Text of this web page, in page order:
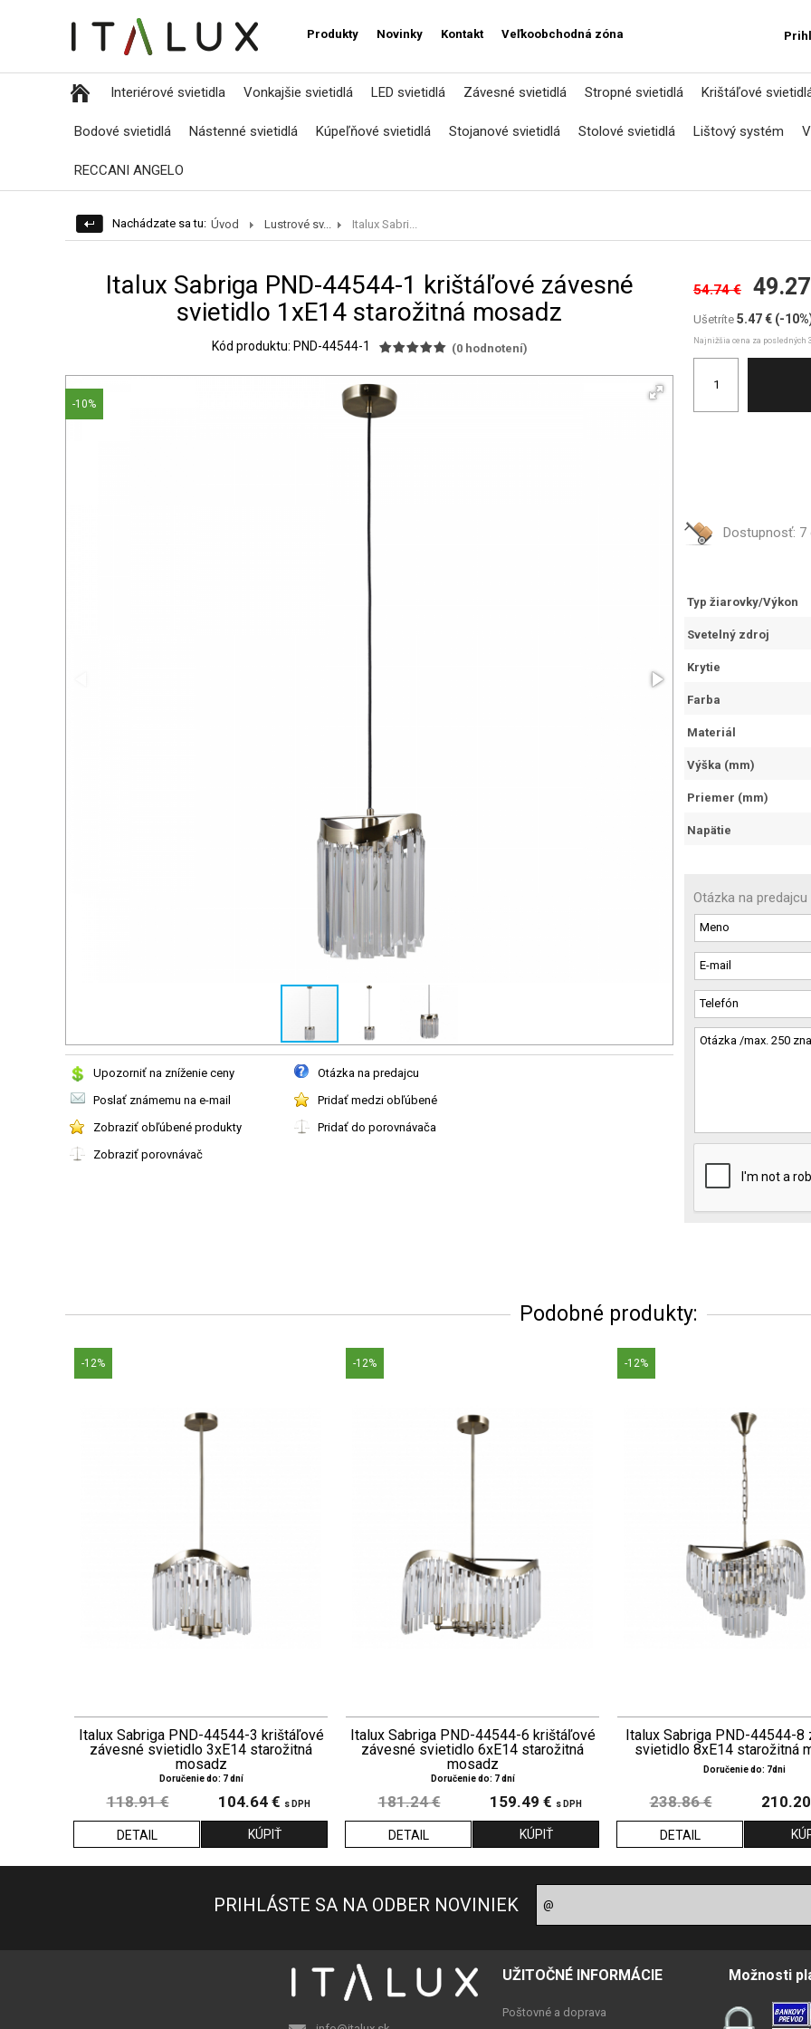
Produkty Novinky Kontakt Veľkoobchodná zóna
Interiérové svietidla Vonkajšie svietidlá LED svietidlá Závesné svietidlá Stropné svietidlá Krištáľové
Bodové svietidlá Nástenné svietidlá Kúpeľňové svietidlá Stojanové svietidlá Stolové svietidlá Lištový systém
RECCANI ANGELO
Nachádzate sa tu: Úvod Lustrové sv... Italux Sabri...
Italux Sabriga PND-44544-1 krištáľové závesné
svietidlo 1xE14 starožitná mosadz
Kód produktu: PND-44544-1 (0hodnotení)
-10%
Upozorniť na zníženie ceny
Otázka na predajcu
Poslať známemu na e-mail
Pridať medzi obľúbené
Zobraziť obľúbené produkty
Pridať do porovnávača
Zobraziť porovnávač
54.74 €
Ušetríte 5.47 € (-
Najnižšia cena za posledných
Dostupnosť: 7
Typ žiarovky/Výkon
Svetelný zdroj
Krytie
Farba
Materiál
Výška (mm)
Priemer (mm)
Napätie
Otázka na predajcu
Podobné produkty:
-12%
Italux Sabriga PND-44544-3 krištáľové
závesné svietidlo 3xE14 starožitná
mosadz
Doručenie do: 7 dní
118.91 € 104.64 € s DPH
DETAIL
-12%
Italux Sabriga PND-44544-6 krištáľové
závesné svietidlo 6xE14 starožitná
mosadz
Doručenie do: 7 dní
181.24 € 159.49 € s DPH
DETAIL
-12%
Italux Sabriga PND-44544-8
svietidlo 8xE14 starožitná
Doručenie do: 7dni
238.86 €
DETAIL
PRIHLÁSTE SA NA ODBER NOVINIEK
UŽITOČNÉ INFORMÁCIE
Poštovné a doprava
Možnosti